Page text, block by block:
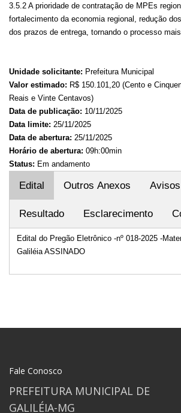
3.5.2 A prioridade de contratação de MPEs
fortalecimento da economia regional, redução
dos prazos de entrega, tornando o processo
Unidade solicitante: Prefeitura Municipal
Valor estimado: R$ 150.101,20 (Cento e
Reais e Vinte Centavos)
Data de publicação: 10/11/2025
Data limite: 25/11/2025
Data de abertura: 25/11/2025
Horário de abertura: 09h:00min
Status: Em andamento
Edital Outros Anexos
Resultado Esclarecimento
Edital do Pregão Eletrônico -nº 018-2025 -
Galiléia ASSINADO
Fale Conosco
PREFEITURA MUNICIPAL DE
GALILÉIA-MG